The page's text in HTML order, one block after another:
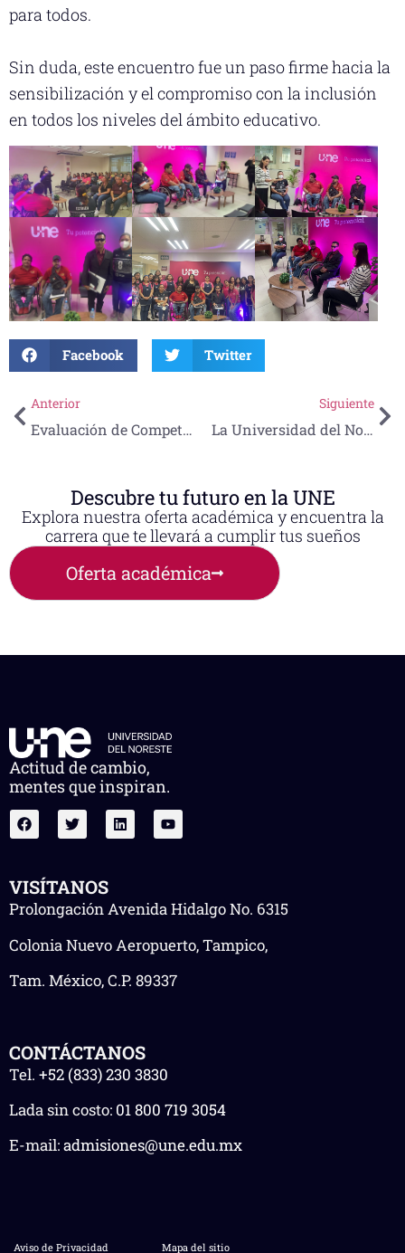
para todos.
Sin duda, este encuentro fue un paso firme hacia la
sensibilización y el compromiso con la inclusión
en todos los niveles del ámbito educativo.
Facebook Twitter
Anterior
Evaluación de Competencias en Farmacia: Excelencia y Compromiso en la UNE
Siguiente
La Universidad del Noreste cierra el 2024 con una emotiva Comida de Año Nuevo
Descubre tu futuro en la UNE
Explora nuestra oferta académica y encuentra la
carrera que te llevará a cumplir tus sueños
Oferta académica
Actitud de cambio,
mentes que inspiran.
VISÍTANOS
Prolongación Avenida Hidalgo No. 6315
Colonia Nuevo Aeropuerto, Tampico,
Tam. México, C.P. 89337
CONTÁCTANOS
Tel. +52 (833) 230 3830
Lada sin costo: 01 800 719 3054
E-mail:admisiones@une.edu.mx
Aviso de Privacidad Mapa del sitio